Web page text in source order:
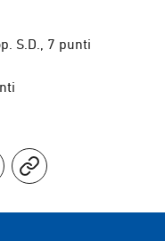
S.D., 7 punti